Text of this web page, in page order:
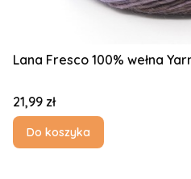
Lana Fresco 100% wełna
Cena
21,99 zł
Do koszyka